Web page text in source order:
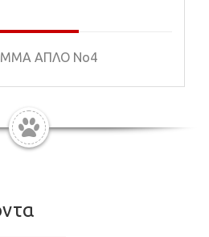
ΑΠΛΟ Νο4